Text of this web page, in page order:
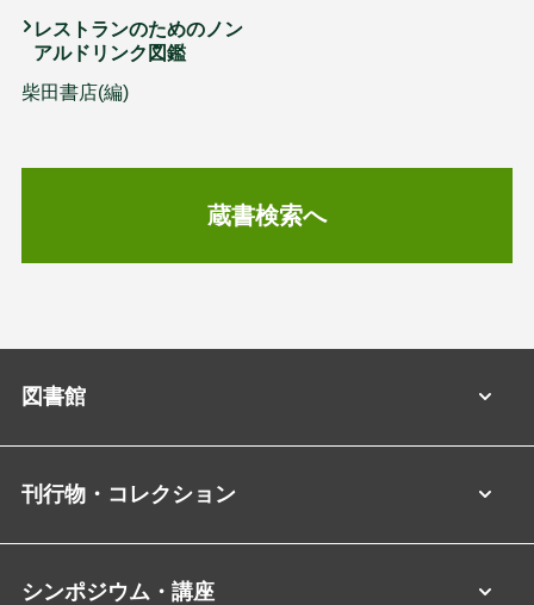
レストランのためのノン
アルドリンク図鑑
柴田書店(編)
蔵書検索へ
図書館
刊行物・コレクション
シンポジウム・講座